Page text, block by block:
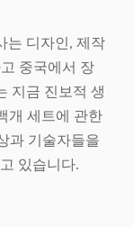
는 디자인, 제작
중국에서 장
지금 진보적 생
개 세트에 관한
과 기술자들을
있습니다.